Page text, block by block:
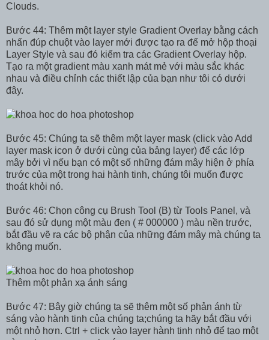
Clouds.
Bước 44: Thêm một layer style Gradient Overlay bằng cách
nhấn đúp chuột vào layer mới được tạo ra để mở hộp thoại
Layer Style và sau đó kiểm tra các Gradient Overlay hộp.
Tạo ra một gradient màu xanh mát mẻ với màu sắc khác
nhau và điều chỉnh các thiết lập của bạn như tôi có dưới
đây.
Bước 45: Chúng ta sẽ thêm một layer mask (click vào Add
layer mask icon ở dưới cùng của bảng layer) để các lớp
mây bởi vì nếu bạn có một số những đám mây hiện ở phía
trước của một trong hai hành tinh, chúng tôi muốn được
thoát khỏi nó.
Bước 46: Chọn công cụ Brush Tool (B) từ Tools Panel, và
sau đó sử dụng một màu đen ( # 000000 ) màu nền trước,
bắt đầu vẽ ra các bộ phận của những đám mây mà chúng ta
không muốn.
Thêm một phản xạ ánh sáng
Bước 47: Bây giờ chúng ta sẽ thêm một số phản ánh từ
sáng vào hành tinh của chúng ta;chúng ta hãy bắt đầu với
một nhỏ hơn. Ctrl + click vào layer hành tinh nhỏ để tạo một